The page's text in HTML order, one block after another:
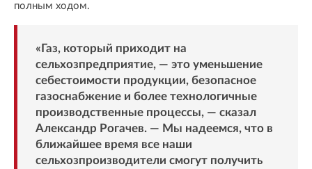
полным ходом.
«Газ, который приходит на
сельхозпредприятие, — это уменьшение
себестоимости продукции, безопасное
газоснабжение и более технологичные
производственные процессы, — сказал
Александр Рогачев. — Мы надеемся, что в
ближайшее время все наши
сельхозпроизводители смогут получить